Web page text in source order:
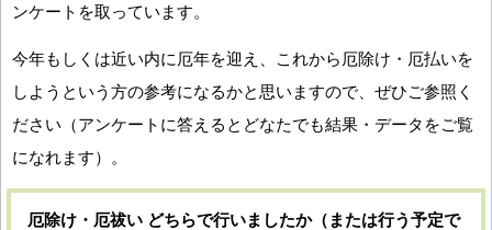
ンケートを取っています。
今年もしくは近い内に厄年を迎え、これから厄除け・厄払いを
しようという方の参考になるかと思いますので、ぜひご参照く
ださい（アンケートに答えるとどなたでも結果・データをご覧
になれます）。
厄除け・厄祓い どちらで行いましたか（または行う予定で